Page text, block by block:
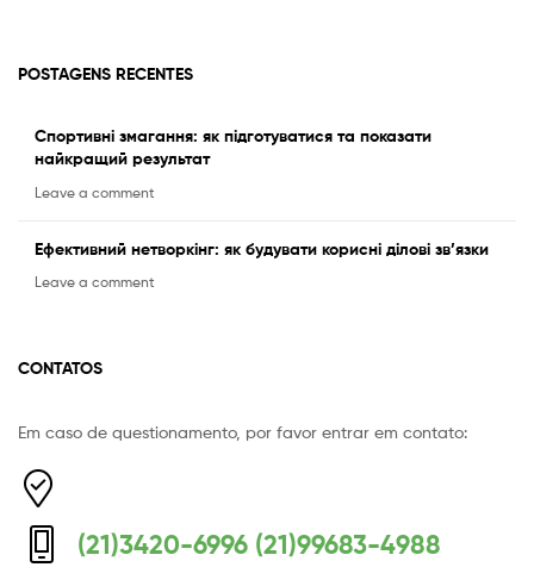
POSTAGENS RECENTES
Спортивні змагання: як підготуватися та показати
найкращий результат
Leave a comment
Ефективний нетворкінг: як будувати корисні ділові зв’язки
Leave a comment
CONTATOS
Em caso de questionamento, por favor entrar em contato:
(21)3420-6996 (21)99683-4988